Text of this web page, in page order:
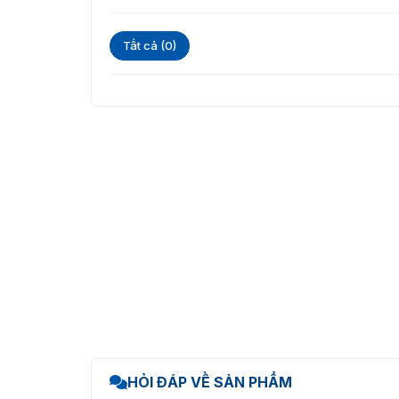
Tất cả (0)
HỎI ĐÁP VỀ SẢN PHẨM